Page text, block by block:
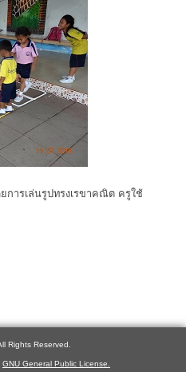
การเล่นรูปทรงเรขาคณิต ครูใช้
Rights Reserved.
GNU General Public License.